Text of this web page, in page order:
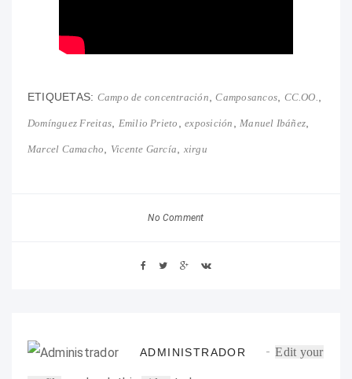
ETIQUETAS: Campo de concentración ,Camposancos CC.OO.
Domínguez Freitas Emilio Prieto ,exposición Manuel Ibáñez
Marcel Camacho Vicente García xirgu
No Comment
ADMINISTRADOR Edit your